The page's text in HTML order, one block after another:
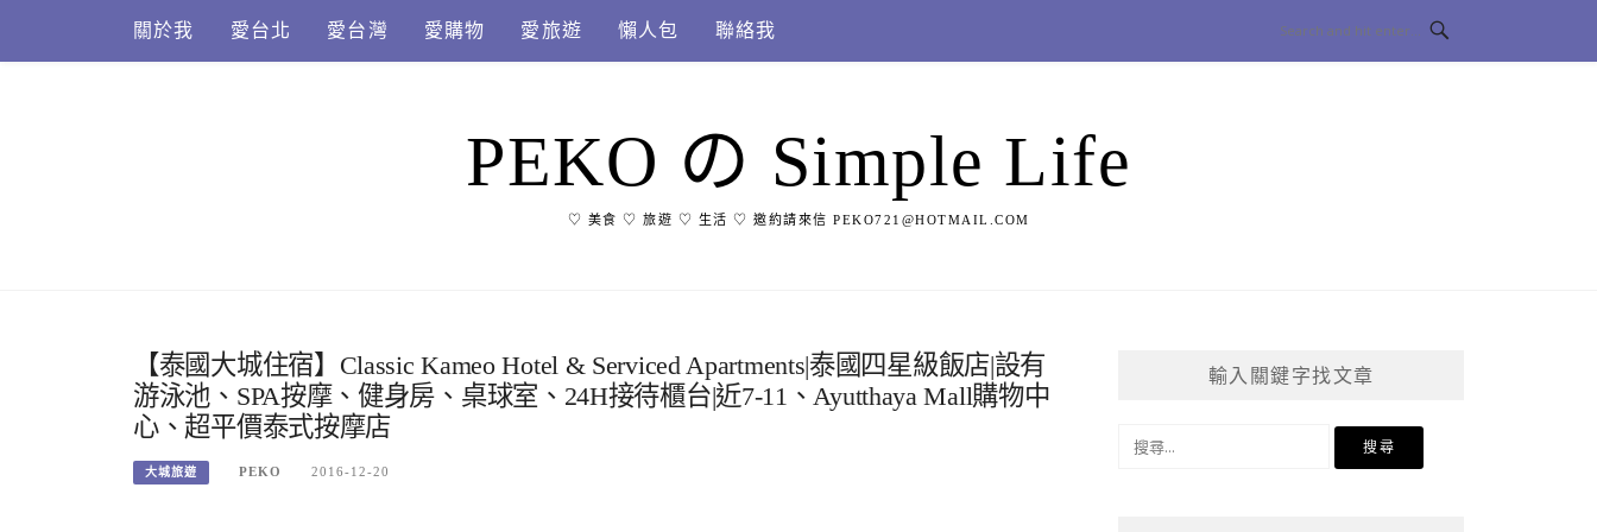
content
關於我 愛台北 愛台灣 愛購物 愛旅遊 懶人包 聯絡我
PEKO の Simple Life
♡ 美食 ♡ 旅遊 ♡ 生活 ♡ 邀約請來信 PEKO721@HOTMAIL.COM
【泰國大城住宿】Classic Kameo Hotel & Serviced Apartments|泰國四星級飯店|設有
游泳池、SPA按摩、健身房、桌球室、24H接待櫃台|近7-11、Ayutthaya Mall購物中
心、超平價泰式按摩店
大城旅遊 PEKO 2016-12-20
輸入關鍵字找文章